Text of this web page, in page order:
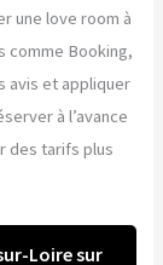
une love room à
comme Booking,
avis et appliquer
à l’avance
des tarifs plus
Loire sur